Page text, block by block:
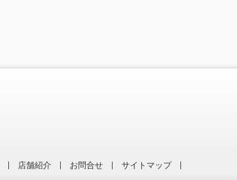
店舗紹介 お問合せ サイトマップ